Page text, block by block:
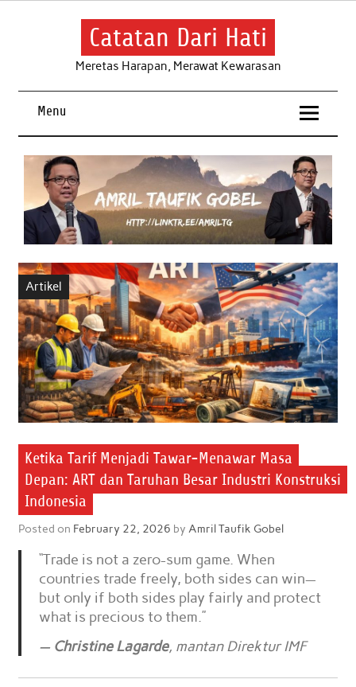
Skip
Catatan Dari Hati
Meretas Harapan, Merawat Kewarasan
Menu
Artikel
Ketika Tarif Menjadi Tawar-Menawar Masa
Depan: ART dan Taruhan Besar Industri Konstruksi
Indonesia
Posted on February 22, 2026 by Amril Taufik Gobel
“Trade is not a zero-sum game. When
countries trade freely, both sides can win—
but only if both sides play fairly and protect
what is precious to them.”
— Christine Lagarde, mantan Direktur IMF